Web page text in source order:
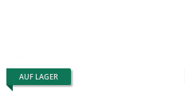
AUF LAGER